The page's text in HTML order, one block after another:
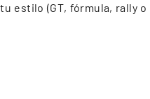
estilo (GT, fórmula, rally